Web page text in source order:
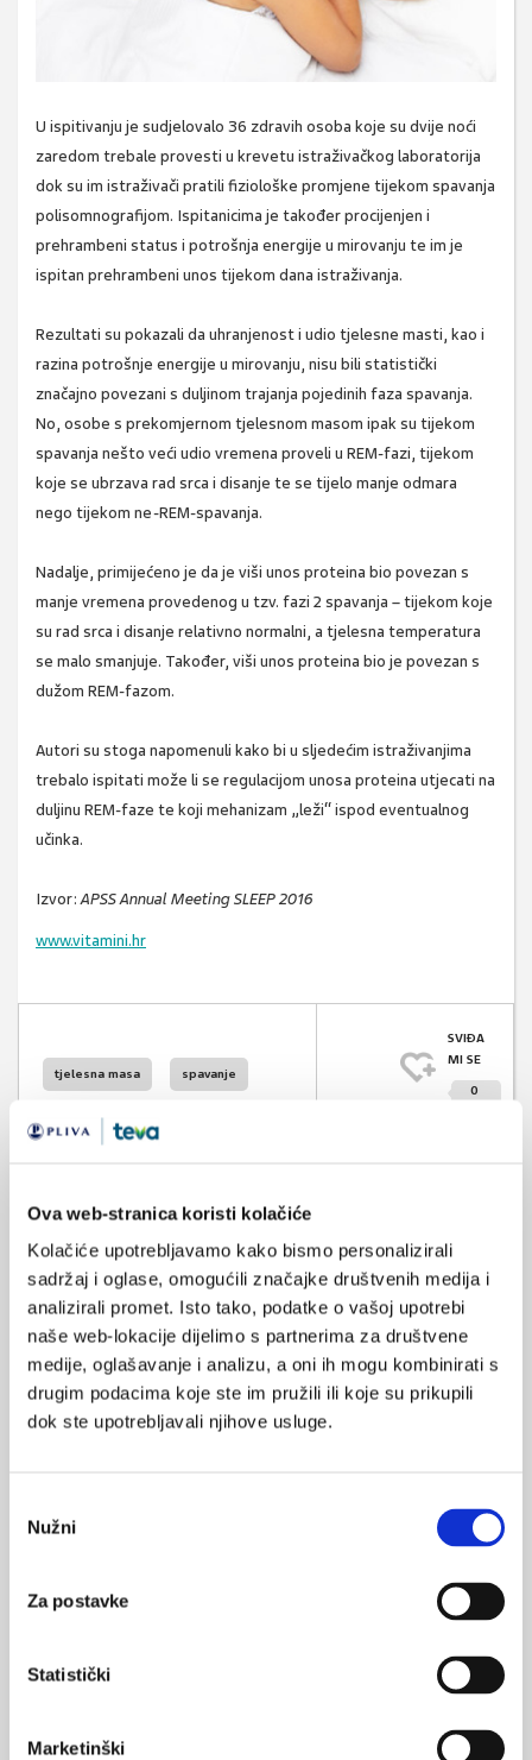
Ova web-stranica koristi kolačiće
Kolačiće upotrebljavamo kako bismo personalizirali
sadržaj i oglase, omogućili značajke društvenih medija i
analizirali promet. Isto tako, podatke o vašoj upotrebi
naše web-lokacije dijelimo s partnerima za društvene
medije, oglašavanje i analizu, a oni ih mogu kombinirati s
drugim podacima koje ste im pružili ili koje su prikupili
dok ste upotrebljavali njihove usluge.
pristanka
Nužni
Za postavke
Statistički
Marketinški
U ispitivanju je sudjelovalo 36 zdravih osoba koje su dvije noći
zaredom trebale provesti u krevetu istraživačkog laboratorija
dok su im istraživači pratili fiziološke promjene tijekom spavanja
polisomnografijom. Ispitanicima je također procijenjen i
prehrambeni status i potrošnja energije u mirovanju te im je
ispitan prehrambeni unos tijekom dana istraživanja.
Rezultati su pokazali da uhranjenost i udio tjelesne masti, kao i
razina potrošnje energije u mirovanju, nisu bili statistički
značajno povezani s duljinom trajanja pojedinih faza spavanja.
No, osobe s prekomjernom tjelesnom masom ipak su tijekom
spavanja nešto veći udio vremena proveli u REM-fazi, tijekom
koje se ubrzava rad srca i disanje te se tijelo manje odmara
nego tijekom ne-REM-spavanja.
Nadalje, primijećeno je da je viši unos proteina bio povezan s
manje vremena provedenog u tzv. fazi 2 spavanja – tijekom koje
su rad srca i disanje relativno normalni, a tjelesna temperatura
se malo smanjuje. Također, viši unos proteina bio je povezan s
dužom REM-fazom.
Autori su stoga napomenuli kako bi u sljedećim istraživanjima
trebalo ispitati može li se regulacijom unosa proteina utjecati na
duljinu REM-faze te koji mehanizam „leži“ ispod eventualnog
učinka.
Izvor:APSS Annual Meeting SLEEP 2016
www.vitamini.hr
tjelesna masa spavanje
SVIĐA
MI SE
0
VEZANI SADRŽAJ <
10.11.2025.
Nedostatak sna i atrofija parijetalne regije mozga
24.05.2025.
Vrijeme provedeno pred ekranima, depresija i loš san